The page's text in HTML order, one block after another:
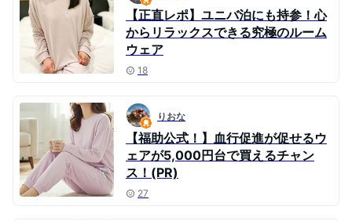
【正直レポ】ユニバ泊にも持参！心
からリラックスできる究極のルーム
ウェア
18
りおな
【福助公式！】血行促進が促せるウ
ェアが5,000円台で買えるチャン
ス！(PR)
27